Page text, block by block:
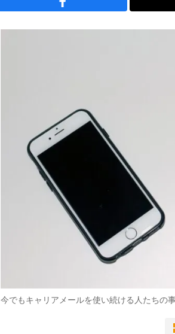
今でもキャリアメールを使い続ける人たちの